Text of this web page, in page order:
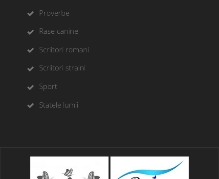
Proverbe
Rase canine
Scriitori romani
Scriitori straini
Sport
Statele lumii